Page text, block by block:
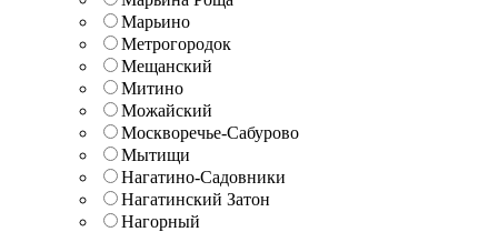
Марьино
Метрогородок
Мещанский
Митино
Можайский
Москворечье-Сабурово
Мытищи
Нагатино-Садовники
Нагатинский Затон
Нагорный